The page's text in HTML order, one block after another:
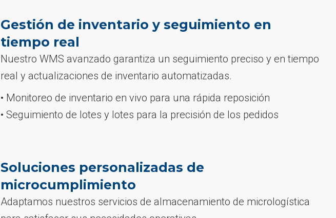
Gestión de inventario y seguimiento en
tiempo real
Nuestro WMS avanzado garantiza un seguimiento preciso y en tiempo
real y actualizaciones de inventario automatizadas.
• Monitoreo de inventario en vivo para una rápida reposición
• Seguimiento de lotes y lotes para la precisión de los pedidos
Soluciones personalizadas de
microcumplimiento
Adaptamos nuestros servicios de almacenamiento de micrologística